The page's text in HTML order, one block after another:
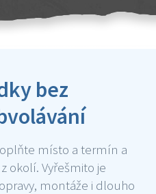
bez
místo a termín a
okolí. Vyřešmito je
montáže i dlouho